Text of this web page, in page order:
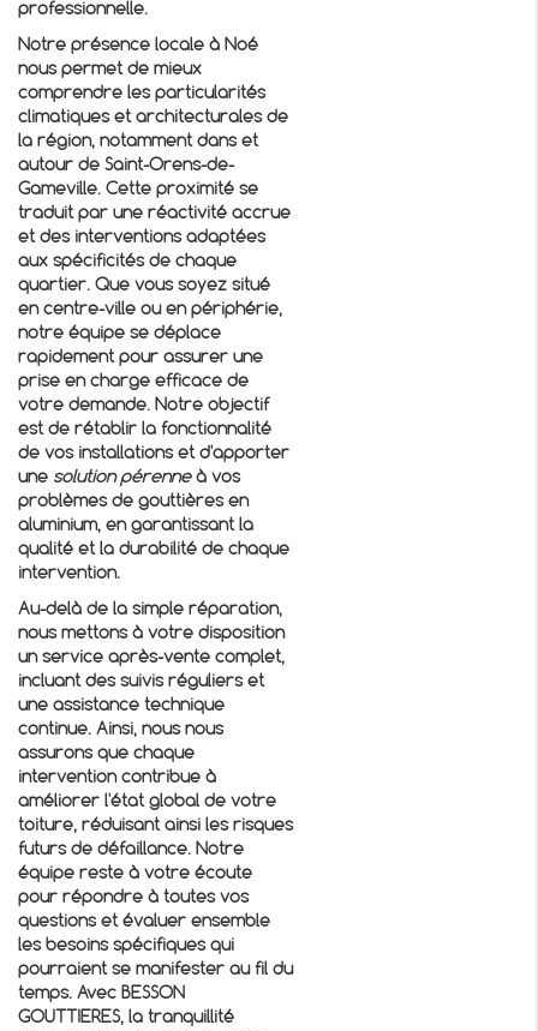
professionnelle.
Notre présence locale à Noé
nous permet de mieux
comprendre les particularités
climatiques et architecturales de
la région, notamment dans et
autour de Saint-Orens-de-
Gameville. Cette proximité se
traduit par une réactivité accrue
et des interventions adaptées
aux spécificités de chaque
quartier. Que vous soyez situé
en centre-ville ou en périphérie,
notre équipe se déplace
rapidement pour assurer une
prise en charge efficace de
votre demande. Notre objectif
est de rétablir la fonctionnalité
de vos installations et d'apporter
une solution pérenneà vos
problèmes de gouttières en
aluminium, en garantissant la
qualité et la durabilité de chaque
intervention.
Au-delà de la simple réparation,
nous mettons à votre disposition
un service après-vente complet,
incluant des suivis réguliers et
une assistance technique
continue. Ainsi, nous nous
assurons que chaque
intervention contribue à
améliorer l'état global de votre
toiture, réduisant ainsi les risques
futurs de défaillance. Notre
équipe reste à votre écoute
pour répondre à toutes vos
questions et évaluer ensemble
les besoins spécifiques qui
pourraient se manifester au fil du
temps. Avec BESSON
GOUTTIERES, la tranquillité